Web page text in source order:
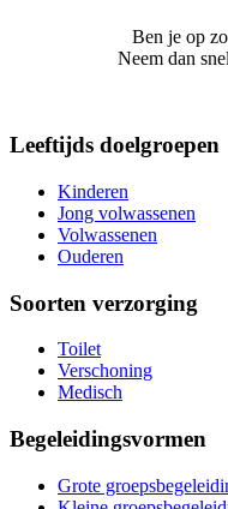
Ben je op
Neem dan
Leeftijds doelgroepen
Kinderen
Jong volwassenen
Volwassenen
Ouderen
Soorten verzorging
Toilet
Verschoning
Medisch
Begeleidingsvormen
Grote